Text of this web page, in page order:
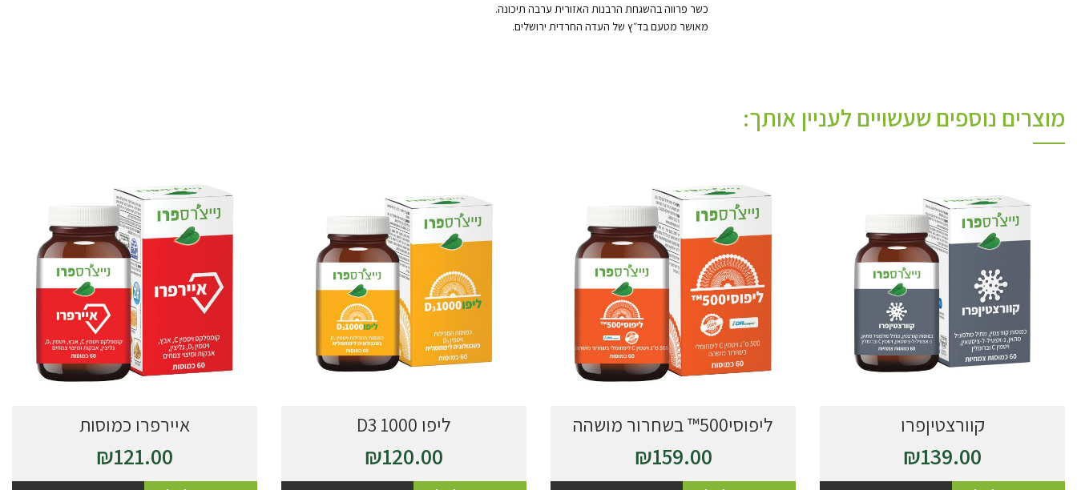
כשר פרווה בהשגחת הרבנות האזורית ערבה תיכונה.
מאושר מטעם בד״ץ של העדה החרדית ירושלים.
מוצרים נוספים שעשויים לעניין אותך:
קוורצטיןפרו
₪139.00
ליפוסי500™ בשחרור מושהה
₪159.00
ליפו 1000 D3
₪120.00
איירפרו כמוסות
₪121.00